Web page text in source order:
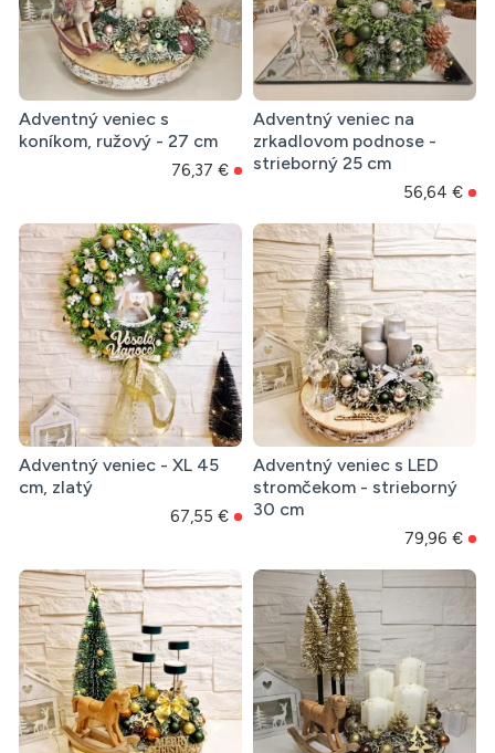
Adventný veniec s
koníkom, ružový - 27 cm
76,37 €
Adventný veniec na
zrkadlovom podnose -
strieborný 25 cm
56,64 €
Adventný veniec - XL 45
cm, zlatý
67,55 €
Adventný veniec s LED
stromčekom - strieborný
30 cm
79,96 €